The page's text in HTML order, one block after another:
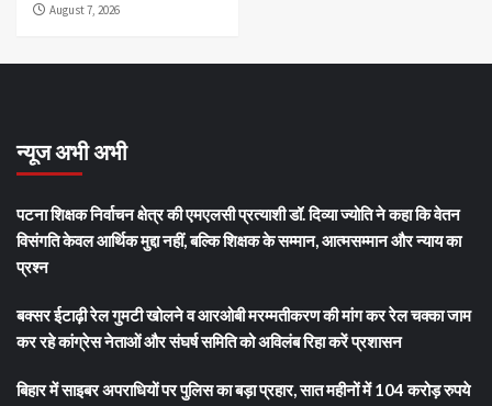
August 7, 2026
न्यूज अभी अभी
पटना शिक्षक निर्वाचन क्षेत्र की एमएलसी प्रत्याशी डॉ. दिव्या ज्योति ने कहा कि वेतन
विसंगति केवल आर्थिक मुद्दा नहीं, बल्कि शिक्षक के सम्मान, आत्मसम्मान और न्याय का
प्रश्न
बक्सर ईटाढ़ी रेल गुमटी खोलने व आरओबी मरम्मतीकरण की मांग कर रेल चक्का जाम
कर रहे कांग्रेस नेताओं और संघर्ष समिति को अविलंब रिहा करें प्रशासन
बिहार में साइबर अपराधियों पर पुलिस का बड़ा प्रहार, सात महीनों में 104 करोड़ रुपये